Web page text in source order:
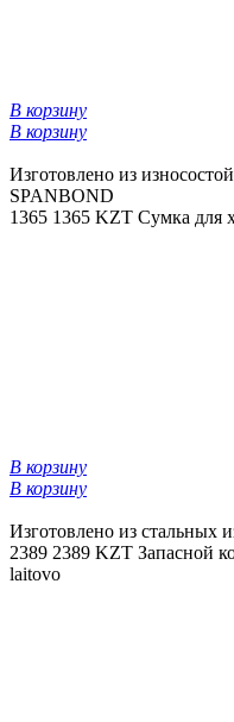
В корзину
В корзину
Изготовлено из
SPANBOND
1365 1365 KZT Сумка для
В корзину
В корзину
Изготовлено из стальных
2389 2389 KZT Запасной
laitovo